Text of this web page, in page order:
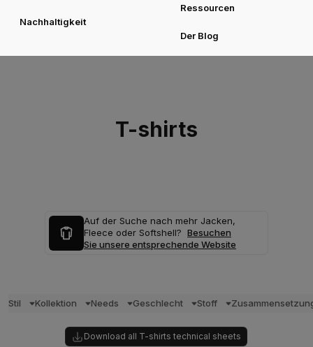
Nachhaltigkeit
Ressourcen
Der Blog
T-shirts
Auf der Suche nach mehr Jacken,
Fleece oder Softshell? Besuchen
Sie unsere entsprechende Website
Stil Kollektion Needs Geschlecht Stoff
Download all T-shirts technical sheets